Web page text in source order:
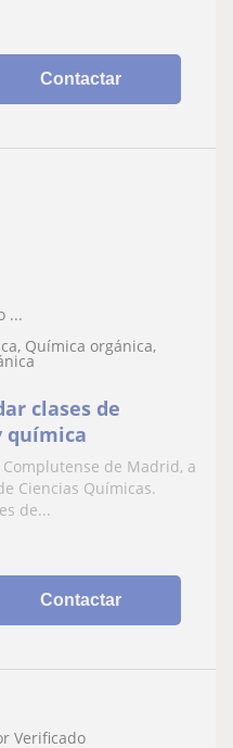
Contactar
...
Química orgánica,
clases de
química
de Madrid, a
Ciencias Químicas.
de...
Contactar
Verificado